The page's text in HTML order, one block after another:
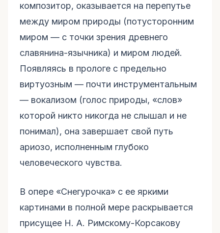
композитор, оказывается на перепутье
между миром природы (потусторонним
миром — с точки зрения древнего
славянина-язычника) и миром людей.
Появляясь в прологе с предельно
виртуозным — почти инструментальным
— вокализом (голос природы, «слов»
которой никто никогда не слышал и не
понимал), она завершает свой путь
ариозо, исполненным глубоко
человеческого чувства.
В опере «Снегурочка» с ее яркими
картинами в полной мере раскрывается
присущее Н. А. Римскому-Корсакову